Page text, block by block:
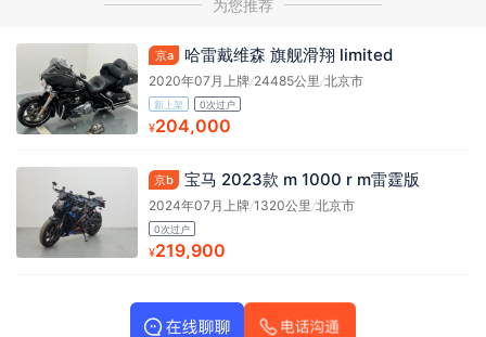
为您推荐
京a 哈雷戴维森 旗舰滑翔 limited
2020年07月上牌/24485公里/北京市
新上架 0次过户
¥204,000
京b 宝马 2023款 m 1000 r m雷霆版
2024年07月上牌/1320公里/北京市
0次过户
¥219,900